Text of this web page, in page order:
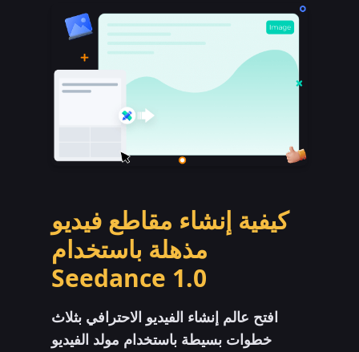
كيفية إنشاء مقاطع فيديو
مذهلة باستخدام
Seedance 1.0
افتح عالم إنشاء الفيديو الاحترافي بثلاث
خطوات بسيطة باستخدام مولد الفيديو